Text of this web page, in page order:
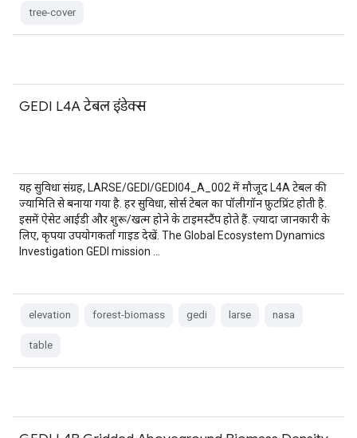
tree-cover
GEDI L4A टेबल इंडेक्स
यह सुविधा संग्रह, LARSE/GEDI/GEDI04_A_002 में मौजूद L4A टेबल की
ज्यामिति से बनाया गया है. हर सुविधा, सोर्स टेबल का पॉलीगॉन फ़ुटप्रिंट होती है.
इसमें ऐसेट आईडी और शुरू/खत्म होने के टाइमस्टैंप होते हैं. ज़्यादा जानकारी के
लिए, कृपया उपयोगकर्ता गाइड देखें. The Global Ecosystem Dynamics
Investigation GEDI mission …
elevation forest-biomass gedi larse nasa
table